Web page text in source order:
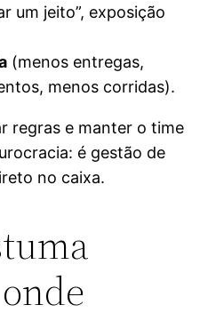
um jeito”, exposição
(menos entregas,
menos corridas).
regras e manter o time
é gestão de
no caixa.